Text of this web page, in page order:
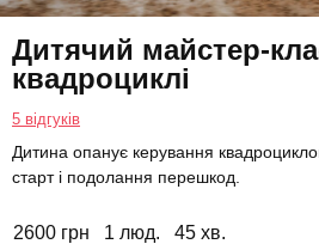
Дитячий майстер-
квадроциклі
5 відгуків
Дитина опанує керування
старт і подолання перешкод.
2600 грн 1 люд. 45 хв.